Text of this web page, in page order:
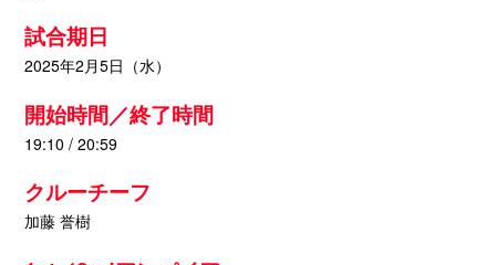
試合期日
2025年2月5日（水）
開始時間／終了時間
19:10 / 20:59
クルーチーフ
加藤 誉樹